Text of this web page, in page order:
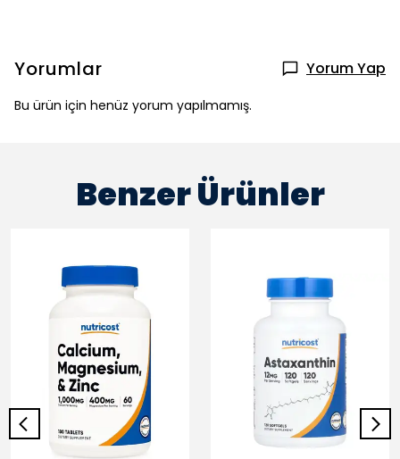
Yorumlar Yorum Yap
Bu ürün için henüz yorum yapılmamış.
Benzer Ürünler